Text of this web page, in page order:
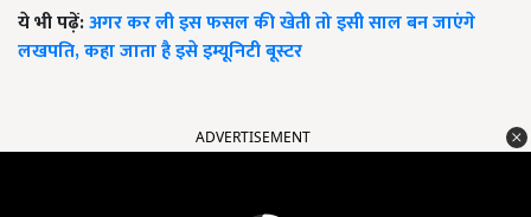
ये भी पढ़ें:अगर कर ली इस फसल की खेती तो इसी साल बन जाएंगे
लखपति, कहा जाता है इसे इम्यूनिटी बूस्टर
ADVERTISEMENT